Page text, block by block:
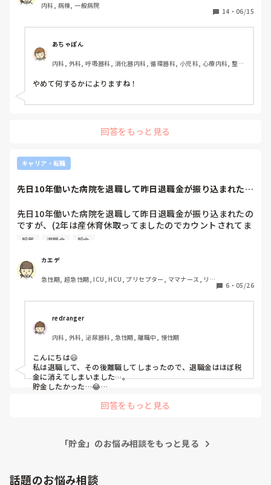
内科, 病棟, 一般病院
14 ・ 06/15
あちゃぽん
内科, 外科, 呼吸器科, 消化器内科, 循環器科, 小児科, 心療内科, 整形
合診療科, 救急科, 超急性期, ICU, CCU, HCU, その他の科, ママナー
ス, 外来, 神経内科, 脳神経外科, NICU, 消化器外科, 一般病院, 慢性
やめて何するかによりますね！
回答をもっと見る
キャリア・転職
先日10年働いた病院を退職して昨日退職金が振り込まれたの
先日10年働いた病院を退職して昨日退職金が振り込まれたの
ですが、(2年は産休育休取ってましたのでカウントされてま
せん)10年あんなにしんどい思いをしながら働いた割に…っ
もちろんいただけるだけありがたいんですが、看護師って夜
勤ありきの給料で退職金って安いんだなって思ってしまって
から、これじゃぁ年金以外に2000万円なんて無理で死ぬま
転職された皆さんは退職金って取っておいてますか？また皆
さんは将来のために何かされてますか？
退職金って貯蓄してますか？恥ずかしながら育休で減った貯
金を補ったら無くなりそうです…
貯蓄 退職金 貯金
カエデ
急性期, 超急性期, ICU, HCU, プリセプター, ママナース, リー
6 ・ 05/26
redranger
内科, 外科, 泌尿器科, 急性期, 離職中, 慢性期
こんにちは😃
私は退職して、その後離職してしまったので、退職金はほぼ税
金に消えてしまいました…。
貯金したかった…😂
回答をもっと見る
「貯金」のお悩み相談をもっと見る
話題のお悩み相談